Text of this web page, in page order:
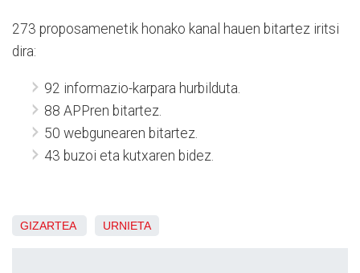
273 proposamenetik honako kanal hauen bitartez iritsi
dira:
92 informazio-karpara hurbilduta.
88 APPren bitartez.
50 webgunearen bitartez.
43 buzoi eta kutxaren bidez.
GIZARTEA URNIETA